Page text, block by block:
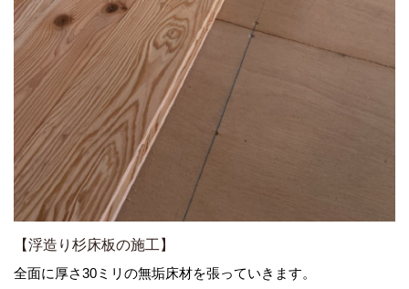
【浮造り杉床板の施工】
全面に厚さ30ミリの無垢床材を張っていきます。